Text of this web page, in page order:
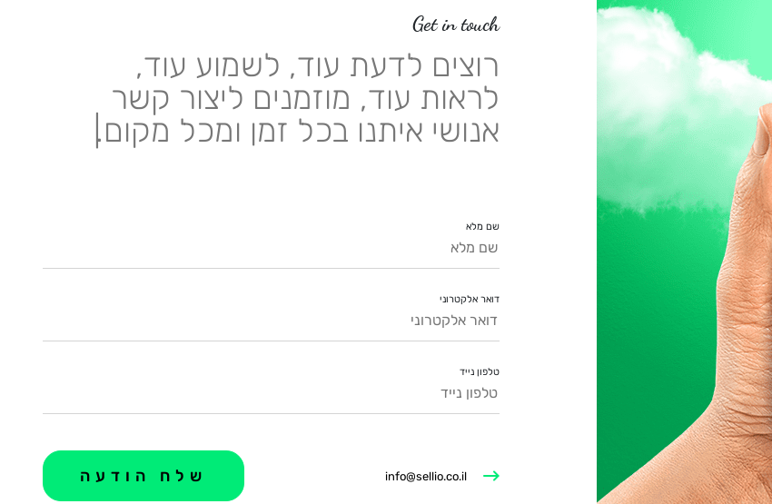
Get in touch
רוצים לדעת עוד, לשמוע עוד,
לראות עוד, מוזמנים ליצור קשר
אנושי איתנו בכל זמן ומכל מקום.
|
שם מלא
דואר אלקטרוני
טלפון נייד
info@sellio.co.il